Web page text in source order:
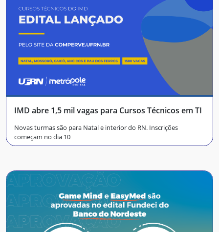
IMD abre 1,5 mil vagas para Cursos Técnicos em TI
Novas turmas são para Natal e interior do RN. Inscrições
começam no dia 10